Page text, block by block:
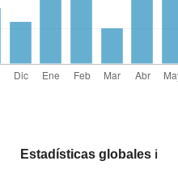
Estadísticas globales ℹ️